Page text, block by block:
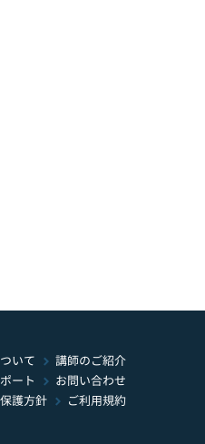
いて 講師のご紹介
ート お問い合わせ
護方針 ご利用規約